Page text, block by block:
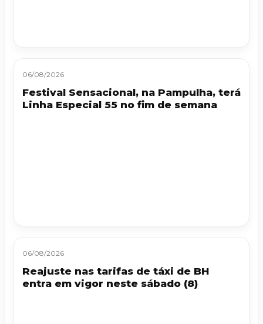
06/08/2026
Festival Sensacional, na Pampulha, terá
Linha Especial 55 no fim de semana
06/08/2026
Reajuste nas tarifas de táxi de BH
entra em vigor neste sábado (8)